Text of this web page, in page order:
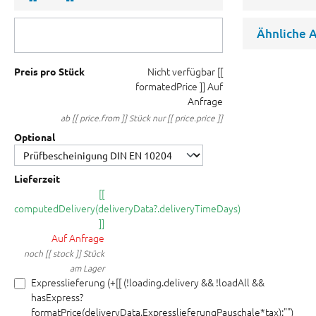
Preis pro Stück Nicht verfügbar [[
formatedPrice ]] Auf
Anfrage
ab [[ price.from ]] Stück nur [[ price.price ]]
Optional
Lieferzeit
[[
computedDelivery(deliveryData?.deliveryTimeDays)
]]
Auf Anfrage
noch [[ stock ]] Stück
am Lager
Expresslieferung (+[[ (!loading.delivery && !loadAll &&
hasExpress?
formatPrice(deliveryData.ExpresslieferungPauschale*tax):"")
Ähnliche